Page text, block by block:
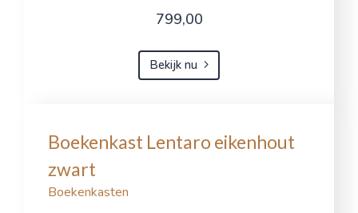
799,00
Bekijk nu
Boekenkast Lentaro eikenhout
zwart
Boekenkasten